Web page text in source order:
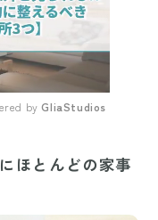
by GliaStudios
ほとんどの家事